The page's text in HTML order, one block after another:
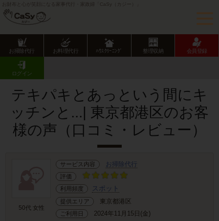
お財布と心が笑顔になる家事代行・家政婦「CaSy（カジー）」
お掃除代行 お料理代行 ﾊｳｽｸﾘｰﾆﾝｸﾞ 整理収納 会員登録
ログイン
CaSy TOP
お客様の声･口コミ詳細
テキパキとあっという間にキ
ッチンと...| 東京都港区のお客
様の声（口コミ・レビュー）
50代 女性
サービス内容 お掃除代行
評価
利用頻度
スポット
提供エリア 東京都港区
ご利用日 2024年11月15日(金)